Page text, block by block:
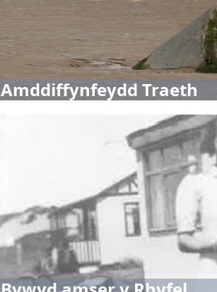
Amddiffynfeydd Traeth